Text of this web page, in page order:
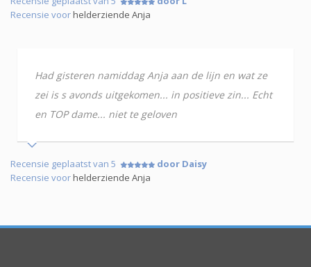
Recensie voorhelderziende Anja
Had gisteren namiddag Anja aan de lijn en wat ze
zei is s avonds uitgekomen... in positieve zin... Echt
en TOP dame... niet te geloven
Recensie geplaatst van 5
door Daisy
Recensie voorhelderziende Anja